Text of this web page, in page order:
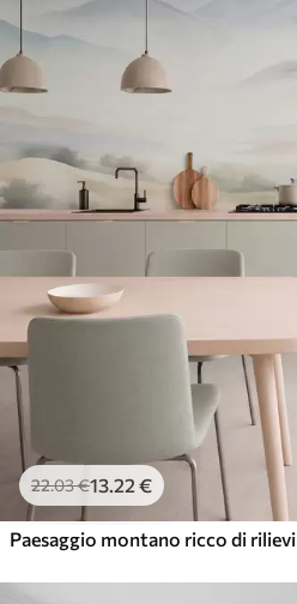
22.03€13.22 €
Paesaggio montano ricco di rilievi